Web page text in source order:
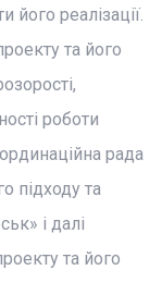
його реалізації.
та його
роботи
рада
підходу та
і далі
та його